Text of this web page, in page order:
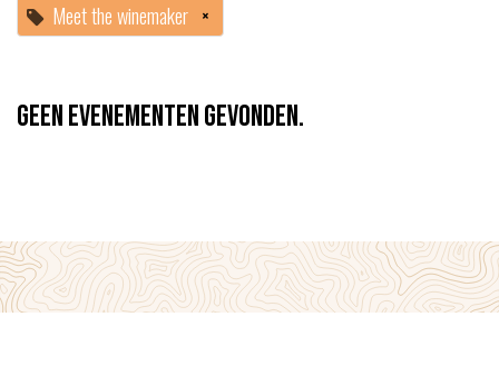
Meet the winemaker ×
Geen evenementen gevonden.